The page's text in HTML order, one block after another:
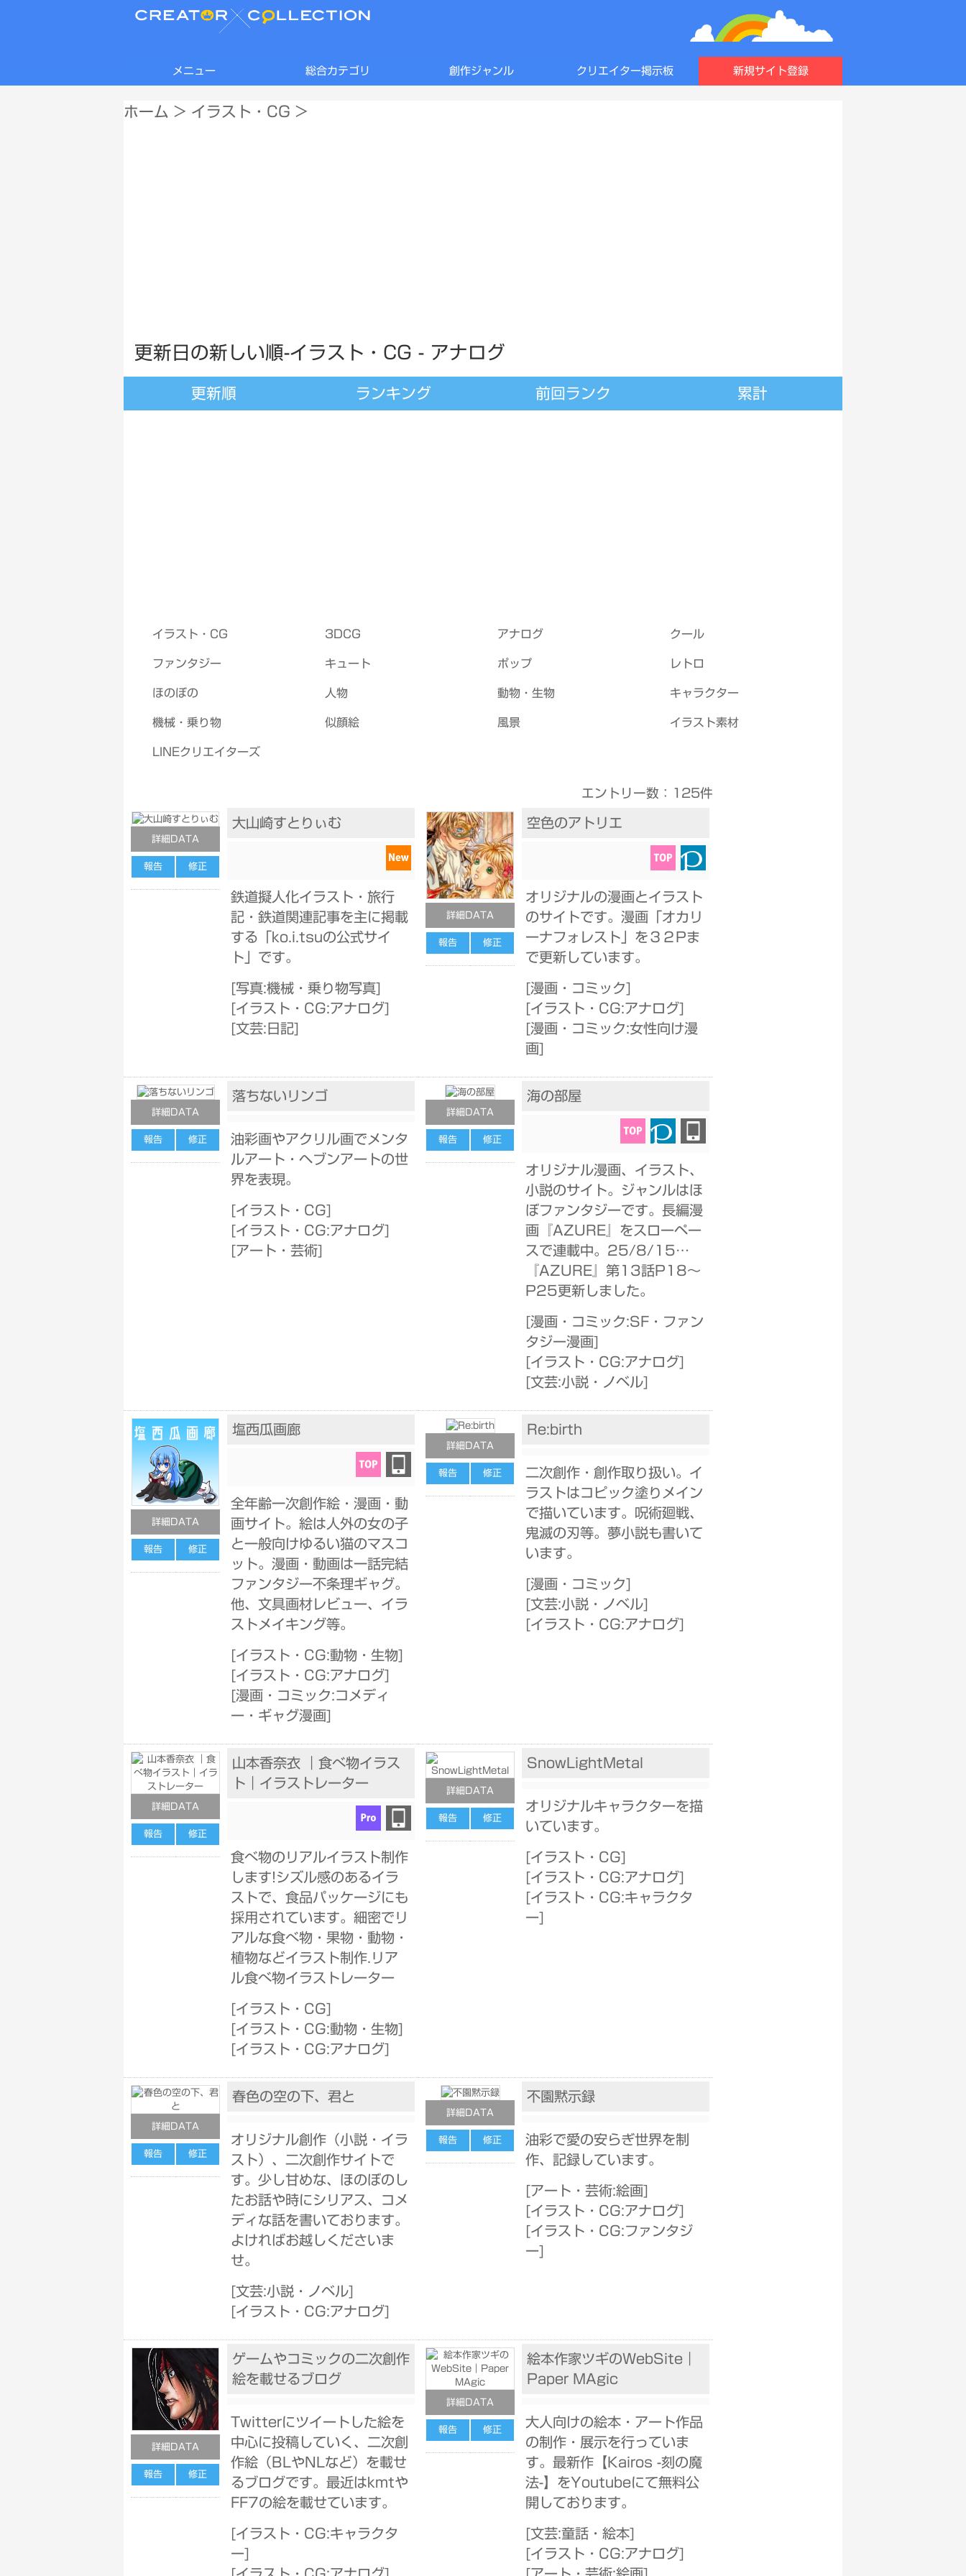
メニュー 総合カテゴリ 創作ジャンル クリエイター掲示板 新規サイト登録
ホーム > イラスト・CG >
更新日の新しい順-イラスト・CG - アナログ
更新順 ランキング 前回ランク 累計
イラスト・CG 3DCG アナログ クール
ファンタジー キュート ポップ レトロ
ほのぼの 人物 動物・生物 キャラクター
機械・乗り物 似顔絵 風景 イラスト素材
LINEクリエイターズ
エントリー数：125件
詳細DATA
報告 修正
大山崎すとりぃむ
鉄道擬人化イラスト・旅行
記・鉄道関連記事を主に掲載
する「ko.i.tsuの公式サイ
ト」です。
[写真:機械・乗り物写真]
[イラスト・CG:アナログ]
[文芸:日記]
詳細DATA
報告 修正
空色のアトリエ
オリジナルの漫画とイラスト
のサイトです。漫画「オカリ
ーナフォレスト」を３２Pま
で更新しています。
[漫画・コミック]
[イラスト・CG:アナログ]
[漫画・コミック:女性向け漫
画]
詳細DATA
報告 修正
落ちないリンゴ
油彩画やアクリル画でメンタ
ルアート・ヘブンアートの世
界を表現。
[イラスト・CG]
[イラスト・CG:アナログ]
[アート・芸術]
詳細DATA
報告 修正
海の部屋
オリジナル漫画、イラスト、
小説のサイト。ジャンルはほ
ぼファンタジーです。長編漫
画『AZURE』をスローペー
スで連載中。25/8/15…
『AZURE』第13話P18～
P25更新しました。
[漫画・コミック:SF・ファン
タジー漫画]
[イラスト・CG:アナログ]
[文芸:小説・ノベル]
詳細DATA
報告 修正
塩西瓜画廊
全年齢一次創作絵・漫画・動
画サイト。絵は人外の女の子
と一般向けゆるい猫のマスコ
ット。漫画・動画は一話完結
ファンタジー不条理ギャグ。
他、文具画材レビュー、イラ
ストメイキング等。
[イラスト・CG:動物・生物]
[イラスト・CG:アナログ]
[漫画・コミック:コメディ
ー・ギャグ漫画]
詳細DATA
報告 修正
Re:birth
二次創作・創作取り扱い。イ
ラストはコピック塗りメイン
で描いています。呪術廻戦、
鬼滅の刃等。夢小説も書いて
います。
[漫画・コミック]
[文芸:小説・ノベル]
[イラスト・CG:アナログ]
詳細DATA
報告 修正
山本香奈衣 ｜食べ物イラス
ト｜イラストレーター
食べ物のリアルイラスト制作
します!シズル感のあるイラ
ストで、食品パッケージにも
採用されています。細密でリ
アルな食べ物・果物・動物・
植物などイラスト制作.リア
ル食べ物イラストレーター
[イラスト・CG]
[イラスト・CG:動物・生物]
[イラスト・CG:アナログ]
詳細DATA
報告 修正
SnowLightMetal
オリジナルキャラクターを描
いています。
[イラスト・CG]
[イラスト・CG:アナログ]
[イラスト・CG:キャラクタ
ー]
詳細DATA
報告 修正
春色の空の下、君と
オリジナル創作（小説・イラ
スト）、二次創作サイトで
す。少し甘めな、ほのぼのし
たお話や時にシリアス、コメ
ディな話を書いております。
よければお越しくださいま
せ。
[文芸:小説・ノベル]
[イラスト・CG:アナログ]
詳細DATA
報告 修正
不園黙示録
油彩で愛の安らぎ世界を制
作、記録しています。
[アート・芸術:絵画]
[イラスト・CG:アナログ]
[イラスト・CG:ファンタジ
ー]
詳細DATA
報告 修正
ゲームやコミックの二次創作
絵を載せるブログ
Twitterにツイートした絵を
中心に投稿していく、二次創
作絵（BLやNLなど）を載せ
るブログです。最近はkmtや
FF7の絵を載せています。
[イラスト・CG:キャラクタ
ー]
詳細DATA
報告 修正
絵本作家ツギのWebSite｜
Paper MAgic
大人向けの絵本・アート作品
の制作・展示を行っていま
す。最新作【Kairos -刻の魔
法-】をYoutubeにて無料公
開しております。
[文芸:童話・絵本]
[イラスト・CG:アナログ]